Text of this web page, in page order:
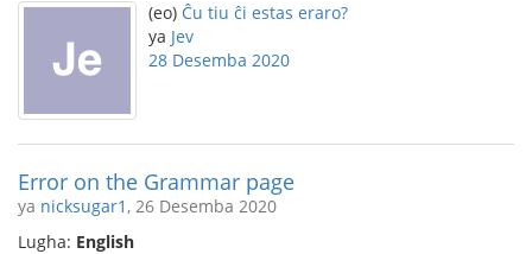
(eo) Ĉu tiu ĉi estas eraro?
ya Jev
28 Desemba 2020
Error on the Grammar page
ya nicksugar1 , 26 Desemba 2020
Lugha: English